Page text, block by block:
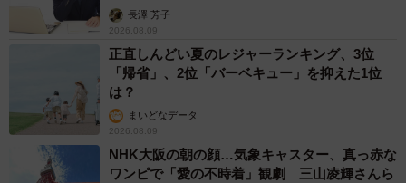
アカウンセラーが解説】
長澤 芳子
2026.08.09
正直しんどい夏のレジャーランキング、3位
「帰省」、2位「バーベキュー」を抑えた1位
は？
まいどなデータ
2026.08.09
NHK大阪の朝の顔…気象キャスター、真っ赤な
ワンピで「愛の不時着」観劇 三山凌輝さんら